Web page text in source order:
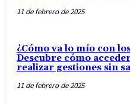
11 de febrero de 2025
¿Cómo va lo mío con
Descubre cómo
realizar gestiones sin
11 de febrero de 2025